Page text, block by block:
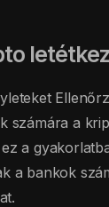
számára a
a
a bankok